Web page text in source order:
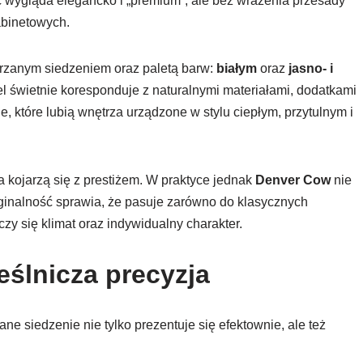
siedzeniem oraz paletą barw: białym oraz jasno- i
świetnie koresponduje z naturalnymi materiałami, dodatkami
które lubią wnętrza urządzone w stylu ciepłym, przytulnym i
kojarzą się z prestiżem. W praktyce jednak Denver Cownie
sprawia, że pasuje zarówno do klasycznych
się klimat oraz indywidualny charakter.
precyzja
siedzenie nie tylko prezentuje się efektownie, ale też